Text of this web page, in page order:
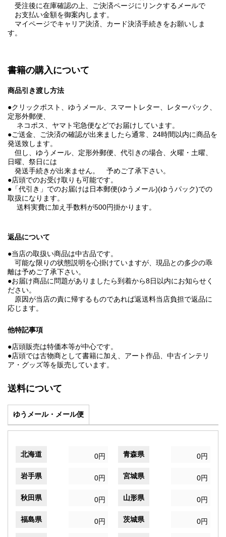
受注後に在庫確認の上、ご決済ページにリンクするメールで
お支払い金額を御案内します。
マイページでキャリア決済、カード決済手続きをお願いしま
す。
書籍の購入について
商品引き渡し方法
●クリックポスト、ゆうメール、スマートレター、レターパック、
定形外郵便、
ネコポス、ヤマト宅急便などでお届けしています。
●ご送金、ご決済の確認が出来ましたら通常、24時間以内に商品を
発送致します。
但し、ゆうメール、定形外郵便、代引きの場合、火曜・土曜、
日曜、祭日には
発送手続きが出来ません。 予めご了承下さい。
●店頭でのお受け取りも可能です。
●「代引き」でのお届けは日本郵便(ゆうメール)(ゆうパック)での
取扱になります。
送料実費に加え手数料が500円掛かります。
返品について
●当店の取扱い商品は中古品です。
可能な限りの状態説明を心掛けていますが、現品との多少の乖
離は予めご了承下さい。
●お届け商品に問題がありましたら到着から8日以内にお知らせく
ださい。
原因が当店の責に帰するものであれば返送料当店負担で返品に
応じます。
他特記事項
●店頭販売は特価本等が中心です。
●店頭では古物商として書籍に加え、アート作品、中古インテリ
ア・グッズ等を販売しています。
送料について
ゆうメール・メール便
北海道 0円 青森県 0円
岩手県 0円 宮城県 0円
秋田県 0円 山形県 0円
福島県 0円 茨城県 0円